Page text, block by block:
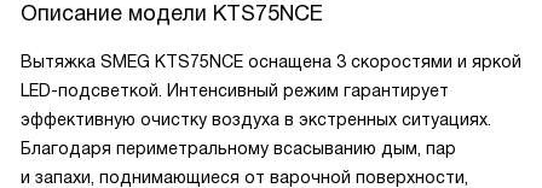
Описание модели KTS75NCE
Вытяжка SMEG KTS75NCE оснащена 3 скоростями и яркой
LED-подсветкой. Интенсивный режим гарантирует
эффективную очистку воздуха в экстренных ситуациях.
Благодаря периметральному всасыванию дым, пар
и запахи, поднимающиеся от варочной поверхности,